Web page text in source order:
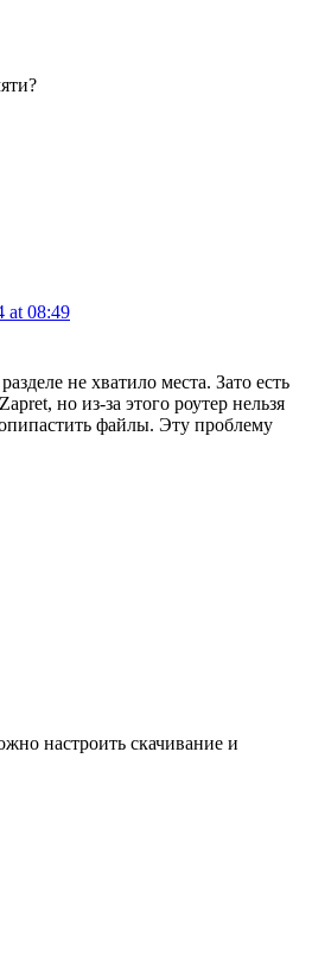
at 08:49
не хватило места. Зато есть
но из-за этого роутер нельзя
файлы. Эту проблему
настроить скачивание и